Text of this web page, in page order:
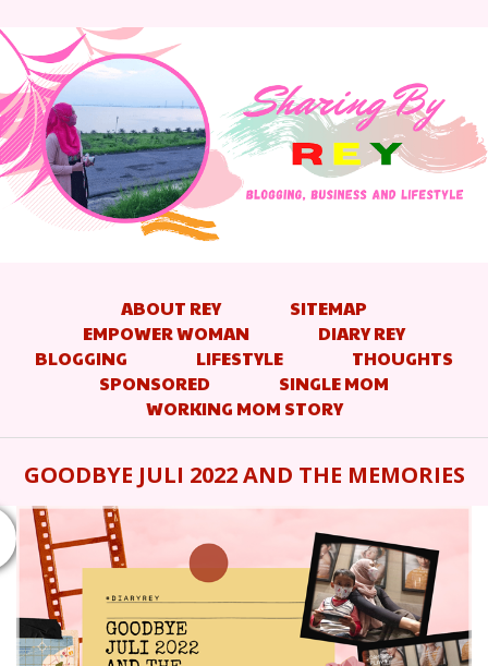
ABOUT REY
SITEMAP
EMPOWER WOMAN
DIARY REY
BLOGGING
LIFESTYLE
THOUGHTS
SPONSORED
SINGLE MOM
WORKING MOM STORY
GOODBYE JULI 2022 AND THE MEMORIES